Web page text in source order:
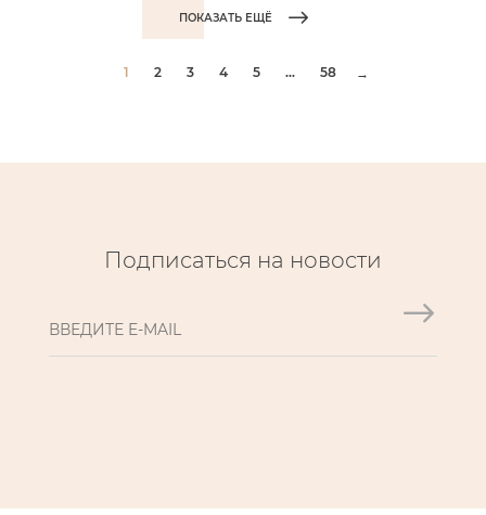
ПОКАЗАТЬ ЕЩЁ
1 2 3 4 5 ... 58 →
Подписаться на новости